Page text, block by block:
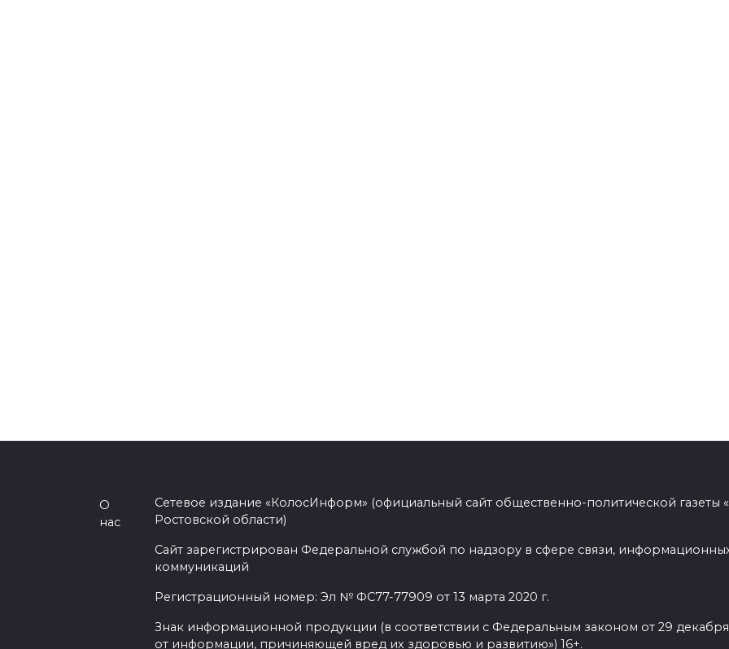
О
нас
Сетевое издание «КолосИнформ» (официальный сайт общественно-политической газеты
Ростовской области)
Сайт зарегистрирован Федеральной службой по надзору в сфере связи,
коммуникаций
Регистрационный номер: Эл № ФС77-77909 от 13 марта 2020 г.
Знак информационной продукции (в соответствии с Федеральным законом от 29
от информации, причиняющей вред их здоровью и развитию») 16+.